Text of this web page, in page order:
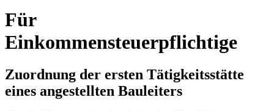
Für
Zuordnung der ersten Tätigkeitsstätte
eines angestellten Bauleiters